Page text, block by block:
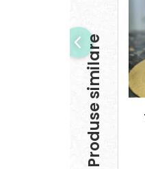
Produse similare